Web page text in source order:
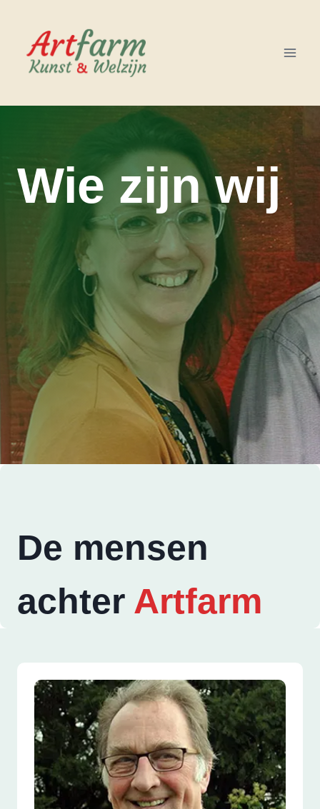
inhoud
Wie zijn wij
De mensen
achter Artfarm